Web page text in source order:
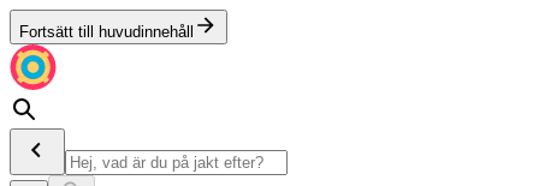
Fortsätt till huvudinnehåll